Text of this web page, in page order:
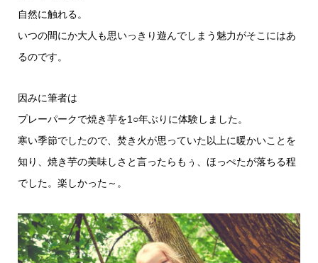
自然に触れる。
いつの間にか大人も思いっきり遊んでしまう魅力がそこにはあ
るのです。
因みに筆者は
プレーパークで焼き芋を1○年ぶりに体験しました。
寒い季節でしたので、焚き火が思っていた以上に暖かいことを
知り、焼き芋の美味しさと言ったらもぅ、ほっぺたが落ちる程
でした。楽しかった～。